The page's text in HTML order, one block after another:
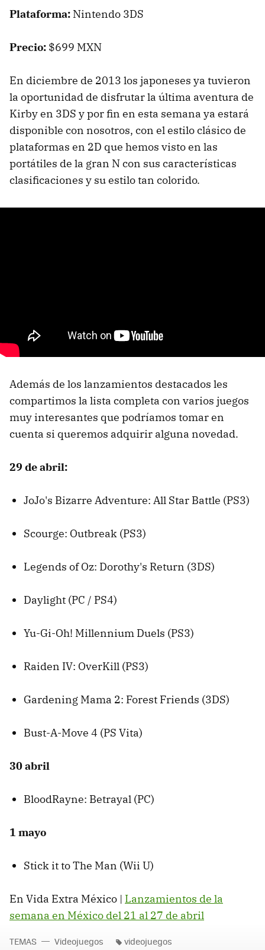
Plataforma: Nintendo 3DS
Precio: $699 MXN
En diciembre de 2013 los japoneses ya tuvieron
la oportunidad de disfrutar la última aventura de
Kirby en 3DS y por fin en esta semana ya estará
disponible con nosotros, con el estilo clásico de
plataformas en 2D que hemos visto en las
portátiles de la gran N con sus características
clasificaciones y su estilo tan colorido.
Además de los lanzamientos destacados les
compartimos la lista completa con varios juegos
muy interesantes que podríamos tomar en
cuenta si queremos adquirir alguna novedad.
29 de abril:
JoJo's Bizarre Adventure: All Star Battle (PS3)
Scourge: Outbreak (PS3)
Legends of Oz: Dorothy's Return (3DS)
Daylight (PC / PS4)
Yu-Gi-Oh! Millennium Duels (PS3)
Raiden IV: OverKill (PS3)
Gardening Mama 2: Forest Friends (3DS)
Bust-A-Move 4 (PS Vita)
30 abril
BloodRayne: Betrayal (PC)
1 mayo
Stick it to The Man (Wii U)
En Vida Extra México | Lanzamientos de la
semana en México del 21 al 27 de abril
TEMAS Videojuegos videojuegos